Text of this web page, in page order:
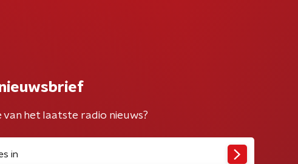
nieuwsbrief
het laatste radio nieuws?